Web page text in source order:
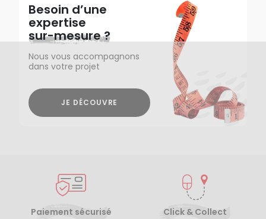
Besoin d’une
expertise
sur-mesure ?
Nous vous accompagnons
dans votre projet
JE DÉCOUVRE
Paiement sécurisé
Click & Collect